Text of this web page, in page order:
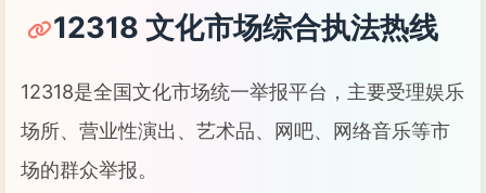
12318 文化市场综合执法热线
12318是全国文化市场统一举报平台，主要受理娱乐
场所、营业性演出、艺术品、网吧、网络音乐等市
场的群众举报。